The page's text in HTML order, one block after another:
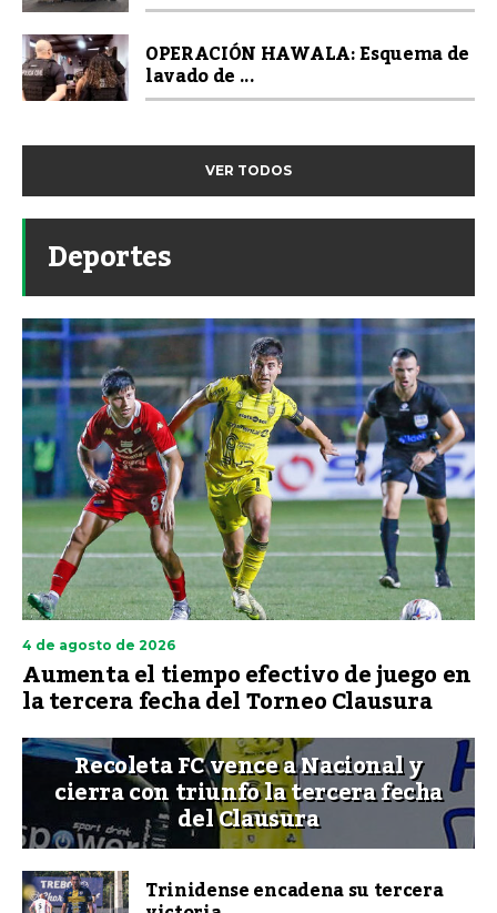
OPERACIÓN HAWALA: Esquema de
lavado de ...
VER TODOS
Deportes
4 de agosto de 2026
Aumenta el tiempo efectivo de juego en
la tercera fecha del Torneo Clausura
Recoleta FC vence a Nacional y
cierra con triunfo la tercera fecha
del Clausura
Trinidense encadena su tercera